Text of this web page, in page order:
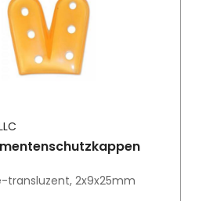
transluzent, 2x9x25mm